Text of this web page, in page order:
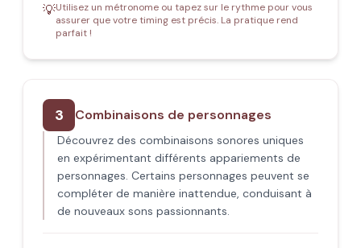
💡Utilisez un métronome ou tapez sur le rythme pour vous
assurer que votre timing est précis. La pratique rend
parfait !
3 Combinaisons de personnages
Découvrez des combinaisons sonores uniques
en expérimentant différents appariements de
personnages. Certains personnages peuvent se
compléter de manière inattendue, conduisant à
de nouveaux sons passionnants.